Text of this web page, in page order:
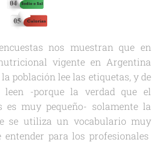
nos muestran que en
vigente en Argentina
población lee las etiquetas, y de
leen -porque la verdad que el
es muy pequeño- solamente la
se utiliza un vocabulario muy
para los profesionales